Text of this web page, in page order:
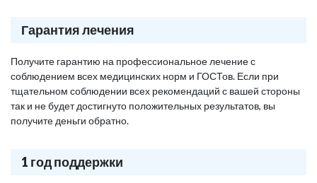
Гарантия лечения
Получите гарантию на профессиональное лечение с
соблюдением всех медицинских норм и ГОСТов. Если при
тщательном соблюдении всех рекомендаций с вашей стороны
так и не будет достигнуто положительных результатов, вы
получите деньги обратно.
1 год поддержки